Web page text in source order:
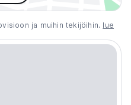
ja muihin tekijöihin. lue